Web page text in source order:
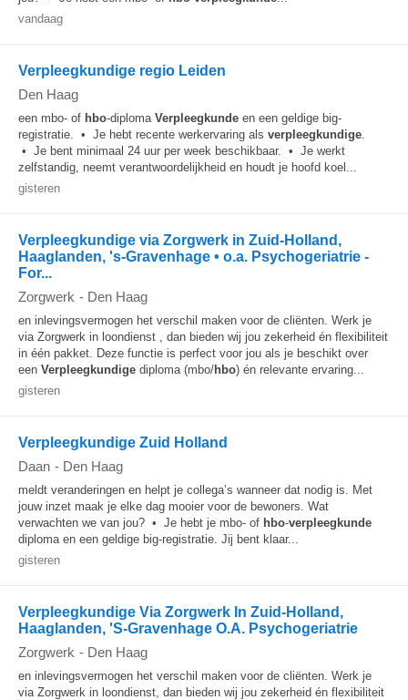
vandaag
Verpleegkundige regio Leiden
Den Haag
een mbo- of hbo-diploma Verpleegkunde en een geldige big-
registratie. • Je hebt recente werkervaring als verpleegkundige.
• Je bent minimaal 24 uur per week beschikbaar. • Je werkt
zelfstandig, neemt verantwoordelijkheid en houdt je hoofd koel...
gisteren
Verpleegkundige via Zorgwerk in Zuid-Holland,
Haaglanden, 's-Gravenhage • o.a. Psychogeriatrie -
For...
Zorgwerk - Den Haag
en inlevingsvermogen het verschil maken voor de cliënten. Werk je
via Zorgwerk in loondienst , dan bieden wij jou zekerheid én flexibiliteit
in één pakket. Deze functie is perfect voor jou als je beschikt over
een Verpleegkundige diploma (mbo/hbo) én relevante ervaring...
gisteren
Verpleegkundige Zuid Holland
Daan - Den Haag
meldt veranderingen en helpt je collega’s wanneer dat nodig is. Met
jouw inzet maak je elke dag mooier voor de bewoners. Wat
verwachten we van jou? • Je hebt je mbo- of hbo-verpleegkunde
diploma en een geldige big-registratie. Jij bent klaar...
gisteren
Verpleegkundige Via Zorgwerk In Zuid-Holland,
Haaglanden, 'S-Gravenhage O.A. Psychogeriatrie
Zorgwerk - Den Haag
en inlevingsvermogen het verschil maken voor de cliënten. Werk je
via Zorgwerk in loondienst, dan bieden wij jou zekerheid én flexibiliteit